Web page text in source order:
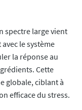
spectre large vient
le système
la réponse au
Cette
globale, ciblant à
efficace du stress.